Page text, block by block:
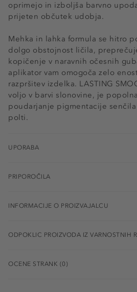
oprimejo in izboljša barvno
prijeten občutek udobja.
Mehka in lahka formula se hitro
dolgo obstojnost ličila,
kopičenje v naravnih očesnih
aplikator vam omogoča zelo
razpršitev izdelka. LASTING
voljo v barvi slonovine, je
poudarjanje pigmentacije
polti.
UPORABA
PRIPOROČILA
INFORMACIJE O PROIZVAJALCU
ODPOKLIC PROIZVODA IZ VARNOSTNIH
OCENE STRANK (0)